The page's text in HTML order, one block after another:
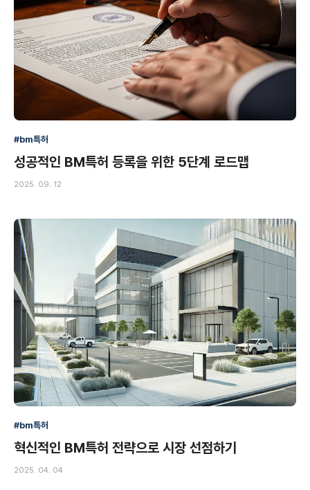
#bm특허
성공적인 BM특허 등록을 위한 5단계 로드맵
2025. 09. 12
#bm특허
혁신적인 BM특허 전략으로 시장 선점하기
2025. 04. 04